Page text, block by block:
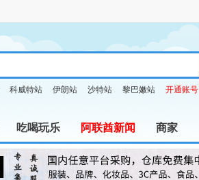
科威特站 伊朗站 沙特站 黎巴嫩站 开通账号
吃喝玩乐 阿联酋新闻 商家